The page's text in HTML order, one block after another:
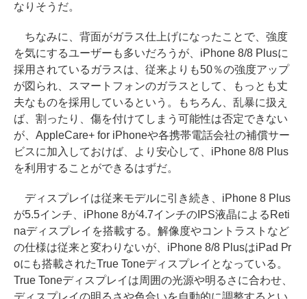
なりそうだ。
ちなみに、背面がガラス仕上げになったことで、強度
を気にするユーザーも多いだろうが、iPhone 8/8 Plusに
採用されているガラスは、従来よりも50％の強度アップ
が図られ、スマートフォンのガラスとして、もっとも丈
夫なものを採用しているという。もちろん、乱暴に扱え
ば、割ったり、傷を付けてしまう可能性は否定できない
が、AppleCare+ for iPhoneや各携帯電話会社の補償サー
ビスに加入しておけば、より安心して、iPhone 8/8 Plus
を利用することができるはずだ。
ディスプレイは従来モデルに引き続き、iPhone 8 Plus
が5.5インチ、iPhone 8が4.7インチのIPS液晶によるReti
naディスプレイを搭載する。解像度やコントラストなど
の仕様は従来と変わりないが、iPhone 8/8 PlusはiPad Pr
oにも搭載されたTrue Toneディスプレイとなっている。
True Toneディスプレイは周囲の光源や明るさに合わせ、